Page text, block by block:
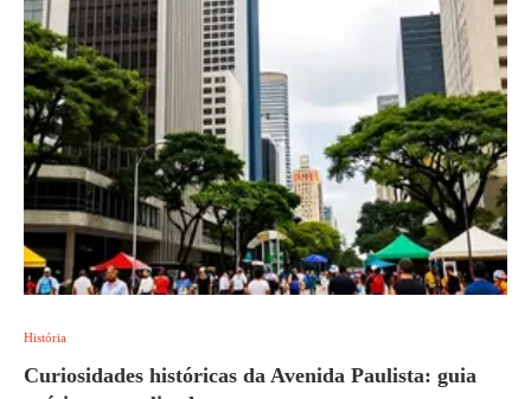
História
Curiosidades históricas da Avenida Paulista: guia